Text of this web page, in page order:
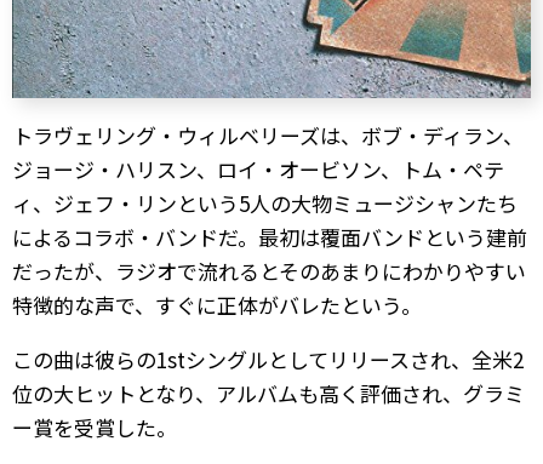
トラヴェリング・ウィルベリーズは、ボブ・ディラン、
ジョージ・ハリスン、ロイ・オービソン、トム・ペテ
ィ、ジェフ・リンという5人の大物ミュージシャンたち
によるコラボ・バンドだ。最初は覆面バンドという建前
だったが、ラジオで流れるとそのあまりにわかりやすい
特徴的な声で、すぐに正体がバレたという。
この曲は彼らの1stシングルとしてリリースされ、全米2
位の大ヒットとなり、アルバムも高く評価され、グラミ
ー賞を受賞した。